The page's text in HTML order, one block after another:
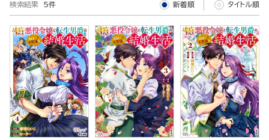
検索結果 5件 新着順 タイトル順